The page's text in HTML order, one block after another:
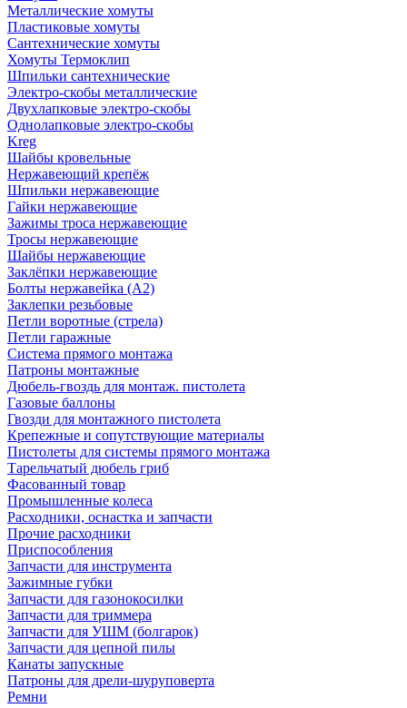
Металлические хомуты
Пластиковые хомуты
Сантехнические хомуты
Хомуты Термоклип
Шпильки сантехнические
Электро-скобы металлические
Двухлапковые электро-скобы
Однолапковые электро-скобы
Kreg
Шайбы кровельные
Нержавеющий крепёж
Шпильки нержавеющие
Гайки нержавеющие
Зажимы троса нержавеющие
Тросы нержавеющие
Шайбы нержавеющие
Заклёпки нержавеющие
Болты нержавейка (А2)
Заклепки резьбовые
Петли воротные (стрела)
Петли гаражные
Система прямого монтажа
Патроны монтажные
Дюбель-гвоздь для монтаж. пистолета
Газовые баллоны
Гвозди для монтажного пистолета
Крепежные и сопутствующие материалы
Пистолеты для системы прямого монтажа
Тарельчатый дюбель гриб
Фасованный товар
Промышленные колеса
Расходники, оснастка и запчасти
Прочие расходники
Приспособления
Запчасти для инструмента
Зажимные губки
Запчасти для газонокосилки
Запчасти для триммера
Запчасти для УШМ (болгарок)
Запчасти для цепной пилы
Канаты запускные
Патроны для дрели-шуруповерта
Ремни